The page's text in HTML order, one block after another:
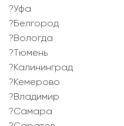
?Уфа
?Белгород
?Вологда
?Тюмень
?Калининград
?Кемерово
?Владимир
?Самара